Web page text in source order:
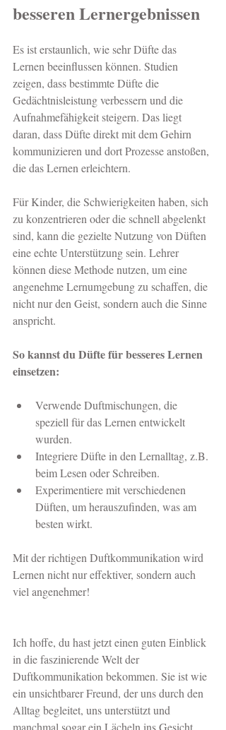
besseren Lernergebnissen
Es ist erstaunlich, wie sehr Düfte das
Lernen beeinflussen können. Studien
zeigen, dass bestimmte Düfte die
Gedächtnisleistung verbessern und die
Aufnahmefähigkeit steigern. Das liegt
daran, dass Düfte direkt mit dem Gehirn
kommunizieren und dort Prozesse anstoßen,
die das Lernen erleichtern.
Für Kinder, die Schwierigkeiten haben, sich
zu konzentrieren oder die schnell abgelenkt
sind, kann die gezielte Nutzung von Düften
eine echte Unterstützung sein. Lehrer
können diese Methode nutzen, um eine
angenehme Lernumgebung zu schaffen, die
nicht nur den Geist, sondern auch die Sinne
anspricht.
So kannst du Düfte für besseres Lernen
einsetzen:
Verwende Duftmischungen, die
speziell für das Lernen entwickelt
wurden.
Integriere Düfte in den Lernalltag, z.B.
beim Lesen oder Schreiben.
Experimentiere mit verschiedenen
Düften, um herauszufinden, was am
besten wirkt.
Mit der richtigen Duftkommunikation wird
Lernen nicht nur effektiver, sondern auch
viel angenehmer!
Ich hoffe, du hast jetzt einen guten Einblick
in die faszinierende Welt der
Duftkommunikation bekommen. Sie ist wie
ein unsichtbarer Freund, der uns durch den
Alltag begleitet, uns unterstützt und
manchmal sogar ein Lächeln ins Gesicht